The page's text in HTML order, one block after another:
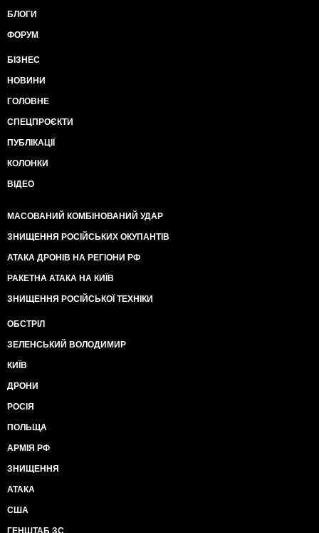
БЛОГИ
ФОРУМ
БІЗНЕС
НОВИНИ
ГОЛОВНЕ
СПЕЦПРОЄКТИ
ПУБЛІКАЦІЇ
КОЛОНКИ
ВІДЕО
МАСОВАНИЙ КОМБІНОВАНИЙ УДАР
ЗНИЩЕННЯ РОСІЙСЬКИХ ОКУПАНТІВ
АТАКА ДРОНІВ НА РЕГІОНИ РФ
РАКЕТНА АТАКА НА КИЇВ
ЗНИЩЕННЯ РОСІЙСЬКОЇ ТЕХНІКИ
ОБСТРІЛ
ЗЕЛЕНСЬКИЙ ВОЛОДИМИР
КИЇВ
ДРОНИ
РОСІЯ
ПОЛЬЩА
АРМІЯ РФ
ЗНИЩЕННЯ
АТАКА
США